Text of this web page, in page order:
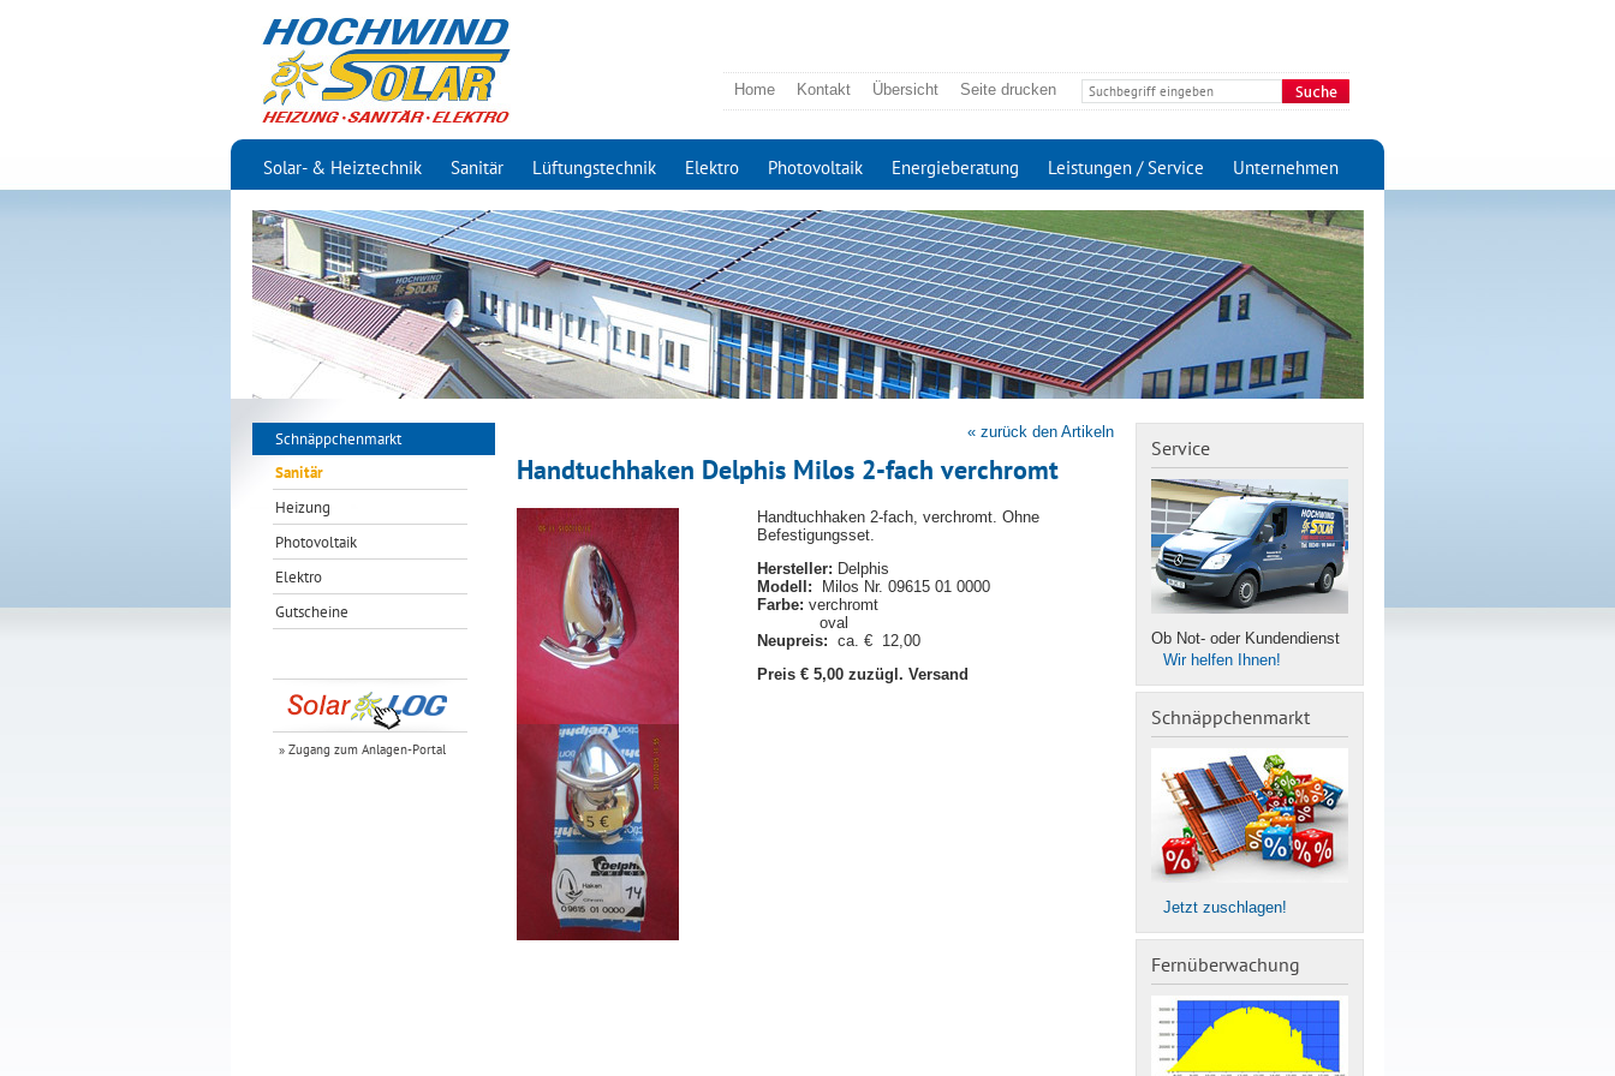
Home Kontakt Übersicht Seite drucken
Solar- & Heiztechnik Sanitär Lüftungstechnik Elektro Photovoltaik Energieberatung Leistungen / Service Unternehmen
Schnäppchenmarkt
Sanitär
Heizung
Photovoltaik
Elektro
Gutscheine
» Zugang zum Anlagen-Portal
« zurück den Artikeln
Handtuchhaken Delphis Milos 2-fach verchromt
Handtuchhaken 2-fach, verchromt. Ohne
Befestigungsset.
Hersteller: Delphis
Modell:
Milos Nr. 09615 01 0000
Farbe: verchromt
oval
Neupreis: ca. € 12,00
Preis € 5,00 zuzügl. Versand
Service
Ob Not- oder Kundendienst
Wir helfen Ihnen!
Schnäppchenmarkt
Jetzt zuschlagen!
Fernüberwachung